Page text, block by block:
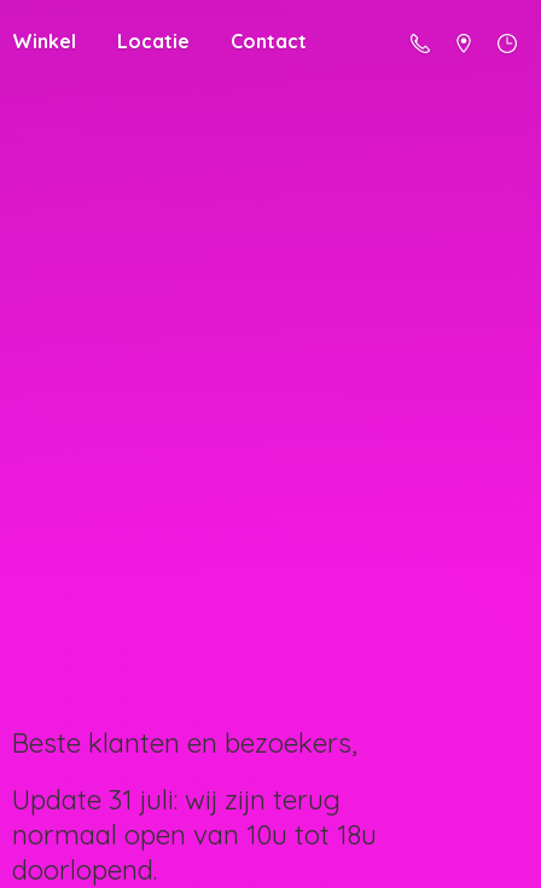
Winkel Locatie Contact
Beste klanten en bezoekers,
Update 31 juli: wij zijn terug
normaal open van 10u tot 18u
doorlopend.